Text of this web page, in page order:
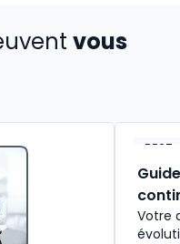
vous
BEST-
Votre